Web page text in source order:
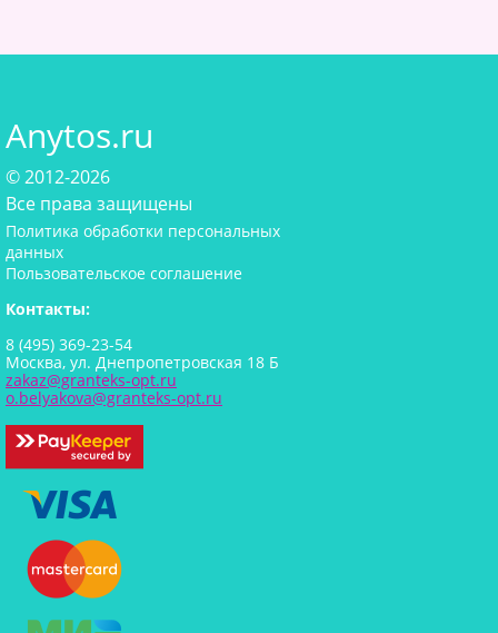
Anytos.ru
© 2012-2026
Все права защищены
Политика обработки персональных
данных
Пользовательское соглашение
Контакты:
8 (495) 369-23-54
Москва, ул. Днепропетровская 18 Б
zakaz@granteks-opt.ru
o.belyakova@granteks-opt.ru